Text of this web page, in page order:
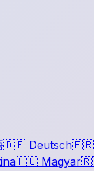
🇩🇪 Deutsch🇫🇷
🇭🇺 Magyar